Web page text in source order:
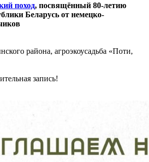
поход, посвящённый 80-летию
Беларусь от немецко-
района, агроэкоусадьба «Поти,
запись!